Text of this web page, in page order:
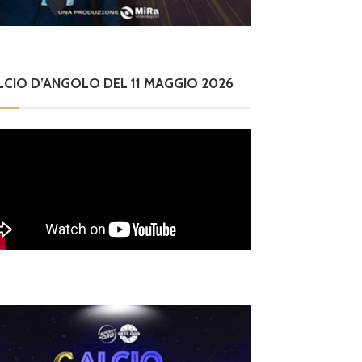
ripescate sei s
D’ANGOLO DEL 11 MAGGIO 2026